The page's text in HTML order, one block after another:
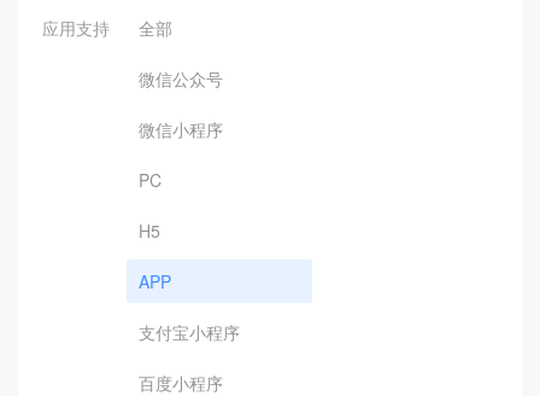
应用支持 全部
微信公众号
微信小程序
PC
H5
APP
支付宝小程序
百度小程序